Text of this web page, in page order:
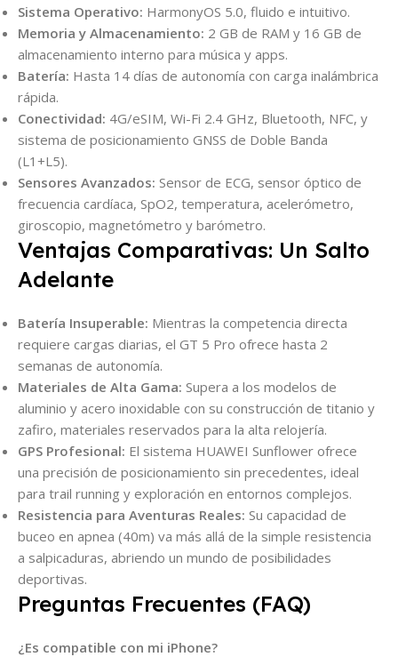
Sistema Operativo: HarmonyOS 5.0, fluido e intuitivo.
Memoria y Almacenamiento: 2 GB de RAM y 16 GB de
almacenamiento interno para música y apps.
Batería: Hasta 14 días de autonomía con carga inalámbrica
rápida.
Conectividad: 4G/eSIM, Wi-Fi 2.4 GHz, Bluetooth, NFC, y
sistema de posicionamiento GNSS de Doble Banda
(L1+L5).
Sensores Avanzados: Sensor de ECG, sensor óptico de
frecuencia cardíaca, SpO2, temperatura, acelerómetro,
giroscopio, magnetómetro y barómetro.
Ventajas Comparativas: Un Salto
Adelante
Batería Insuperable: Mientras la competencia directa
requiere cargas diarias, el GT 5 Pro ofrece hasta 2
semanas de autonomía.
Materiales de Alta Gama: Supera a los modelos de
aluminio y acero inoxidable con su construcción de titanio y
zafiro, materiales reservados para la alta relojería.
GPS Profesional: El sistema HUAWEI Sunflower ofrece
una precisión de posicionamiento sin precedentes, ideal
para trail running y exploración en entornos complejos.
Resistencia para Aventuras Reales: Su capacidad de
buceo en apnea (40m) va más allá de la simple resistencia
a salpicaduras, abriendo un mundo de posibilidades
deportivas.
Preguntas Frecuentes (FAQ)
¿Es compatible con mi iPhone?